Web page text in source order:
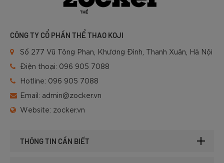
CÔNG TY CỔ PHẦN THỂ THAO KOJI
Số 277 Vũ Tông Phan, Khương Đình, Thanh Xuân, Hà Nội
Điện thoại: 096 905 7088
Hotline: 096 905 7088
Email: admin@zocker.vn
Website: zocker.vn
THÔNG TIN CẦN BIẾT